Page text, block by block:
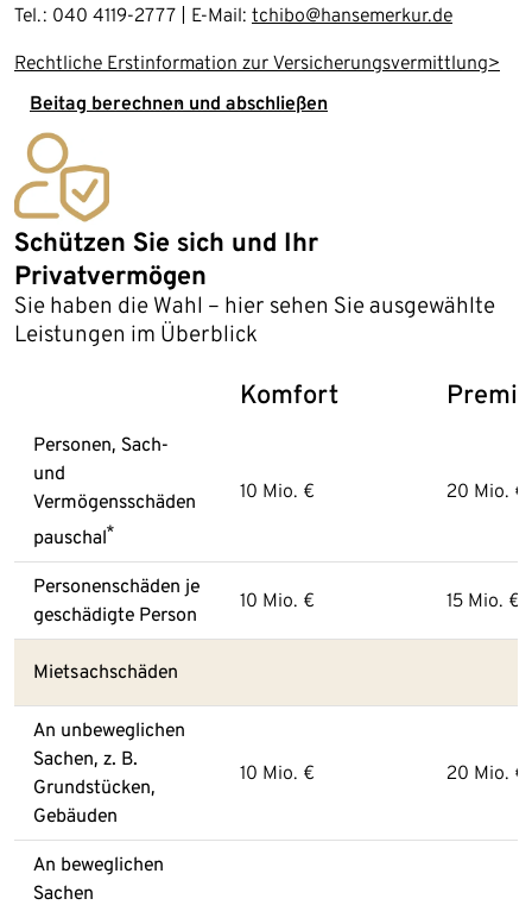
Tel.: 040 4119-2777 | E-Mail: tchibo@hansemerkur.de
Rechtliche Erstinformation zur Versicherungsvermittlung>
Beitag berechnen und abschließen
Schützen Sie sich und Ihr
Privatvermögen
Sie haben die Wahl – hier sehen Sie ausgewählte
Leistungen im Überblick
Komfort
Personen, Sach-
und
Vermögensschäden
pauschal*
10 Mio. € 20 Mio. €
Personenschäden je
geschädigte Person
10 Mio. € 15 Mio. €
Mietsachschäden
An unbeweglichen
Sachen, z. B.
Grundstücken,
Gebäuden
10 Mio. € 20 Mio. €
An beweglichen
Sachen